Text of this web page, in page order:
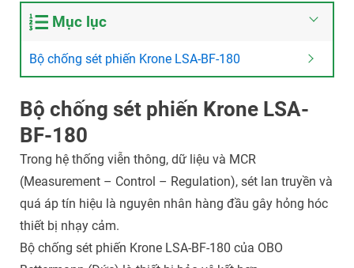
Mục lục
Bộ chống sét phiến Krone LSA-BF-180
Bộ chống sét phiến Krone LSA-
BF-180
Trong hệ thống viễn thông, dữ liệu và MCR
(Measurement – Control – Regulation), sét lan truyền và
quá áp tín hiệu là nguyên nhân hàng đầu gây hỏng hóc
thiết bị nhạy cảm.
Bộ chống sét phiến Krone LSA-BF-180 của OBO